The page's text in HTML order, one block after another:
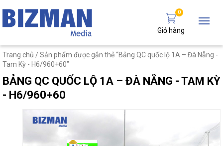
0
Giỏ hàng
Trang chủ / Sản phẩm được gắn thẻ “Bảng QC quốc lộ 1A – Đà Nẵng -
Tam Kỳ - H6/960+60”
BẢNG QC QUỐC LỘ 1A – ĐÀ NẴNG - TAM KỲ
- H6/960+60